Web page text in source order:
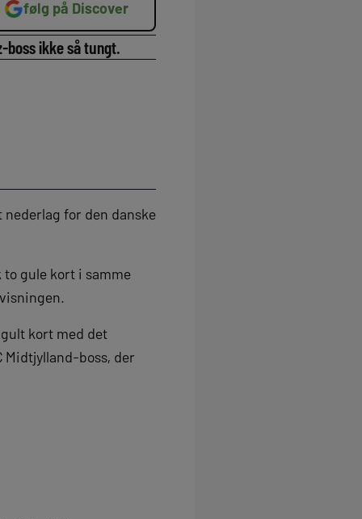
følg på Discover
boss ikke så tungt.
for den danske
gule kort i samme
kort med det
Midtjylland-boss, der